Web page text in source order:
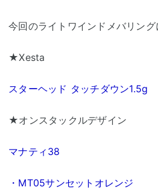
今回のライトワインドメバリング
★Xesta
スターヘッド タッチダウン1.5g
★オンスタックルデザイン
マナティ38
・ⅯT05サンセットオ